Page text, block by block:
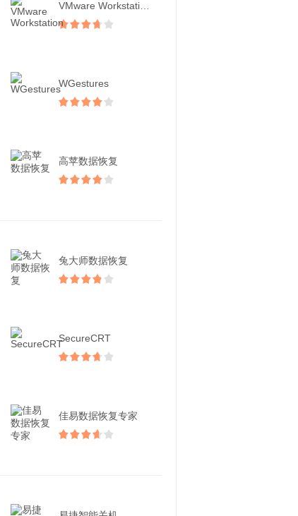
WGestures
高苹数据恢复
兔大师数据恢复
SecureCRT
佳易数据恢复专家